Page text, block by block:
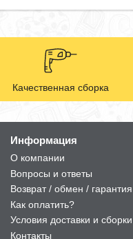
Качественная сборка
Информация
О компании
Вопросы и ответы
Возврат / обмен / гарантия
Как оплатить?
Условия доставки и сборки
Контакты